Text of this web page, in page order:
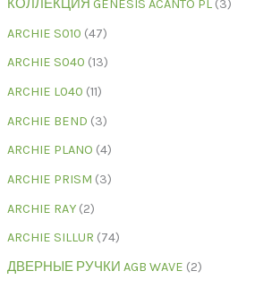
КОЛЛЕКЦИЯ GENESIS ACANTO PL 3
ARCHIE S010 47
ARCHIE S040 13
ARCHIE L040 11
ARCHIE BEND 3
ARCHIE PLANO 4
ARCHIE PRISM 3
ARCHIE RAY 2
ARCHIE SILLUR 74
ДВЕРНЫЕ РУЧКИ AGB WAVE 2